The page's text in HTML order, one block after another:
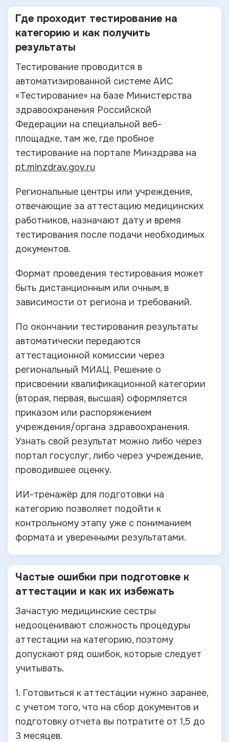
Где проходит тестирование на
категорию и как получить
результаты
Тестирование проводится в
автоматизированной системе АИС
«Тестирование» на базе Министерства
здравоохранения Российской
Федерации на специальной веб-
площадке, там же, где пробное
тестирование на портале Минздрава на
pt.minzdrav.gov.ru
Региональные центры или учреждения,
отвечающие за аттестацию медицинских
работников, назначают дату и время
тестирования после подачи необходимых
документов.
Формат проведения тестирования может
быть дистанционным или очным, в
зависимости от региона и требований.
По окончании тестирования результаты
автоматически передаются
аттестационной комиссии через
региональный МИАЦ. Решение о
присвоении квалификационной категории
(вторая, первая, высшая) оформляется
приказом или распоряжением
учреждения/органа здравоохранения.
Узнать свой результат можно либо через
портал госуслуг, либо через учреждение,
проводившее оценку.
ИИ-тренажёр для подготовки на
категорию позволяет подойти к
контрольному этапу уже с пониманием
формата и уверенными результатами.
Частые ошибки при подготовке к
аттестации и как их избежать
Зачастую медицинские сестры
недооценивают сложность процедуры
аттестации на категорию, поэтому
допускают ряд ошибок, которые следует
учитывать.
1. Готовиться к аттестации нужно заранее,
с учетом того, что на сбор документов и
подготовку отчета вы потратите от 1,5 до
3 месяцев.